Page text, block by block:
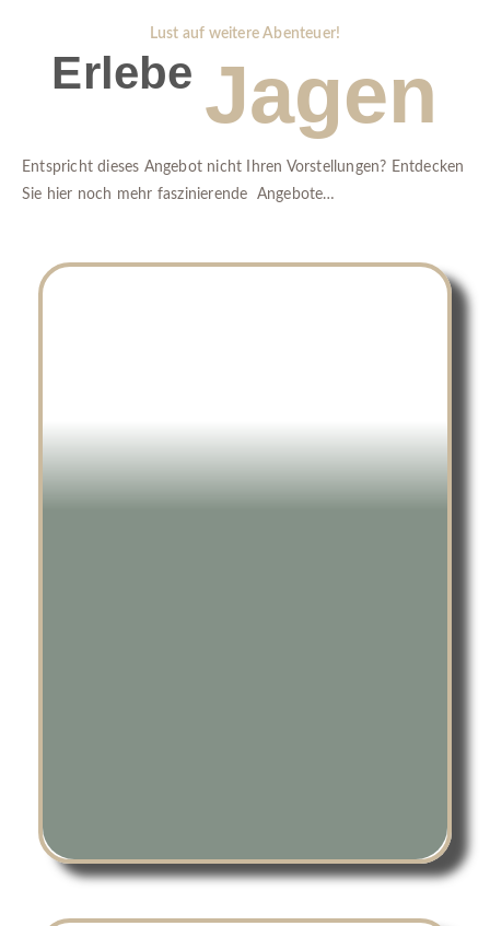
Lust auf weitere Abenteuer!
Erlebe Jagen
Entspricht dieses Angebot nicht Ihren Vorstellungen? Entdecken
Sie hier noch mehr faszinierende Angebote…